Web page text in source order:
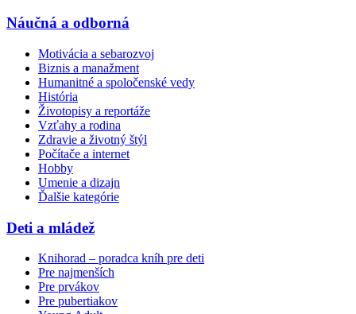
Náučná a odborná
Motivácia a sebarozvoj
Biznis a manažment
Humanitné a spoločenské vedy
História
Životopisy a reportáže
Vzťahy a rodina
Zdravie a životný štýl
Počítače a internet
Hobby
Umenie a dizajn
Ďalšie kategórie
Deti a mládež
Knihorad – poradca kníh pre deti
Pre najmenších
Pre prvákov
Pre pubertiakov